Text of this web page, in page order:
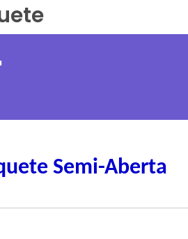
Semi-Aberta